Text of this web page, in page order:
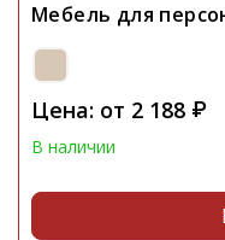
Мебель для
Цена: от 2 188 ₽
В наличии